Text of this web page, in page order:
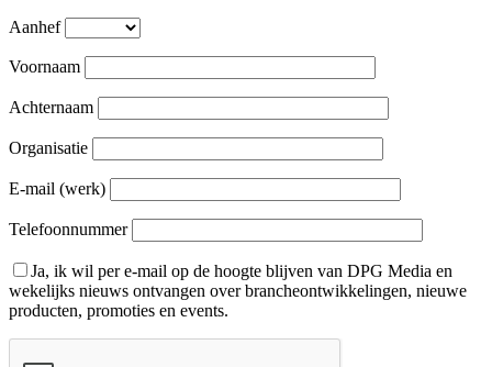
Aanhef
Voornaam
Achternaam
Organisatie
E-mail (werk)
Telefoonnummer
Ja, ik wil per e-mail op de hoogte blijven van DPG Media en
wekelijks nieuws ontvangen over brancheontwikkelingen, nieuwe
producten, promoties en events.